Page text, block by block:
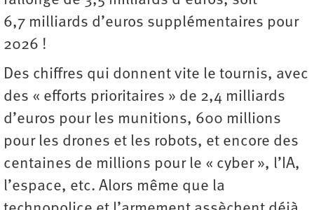
6,7 milliards d’euros supplémentaires pour
2026 !
Des chiffres qui donnent vite le tournis, avec
des « efforts prioritaires » de 2,4 milliards
d’euros pour les munitions, 600 millions
pour les drones et les robots, et encore des
centaines de millions pour le « cyber », l’IA,
l’espace, etc. Alors même que la